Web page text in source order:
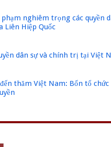
phạm nghiêm trọng các quyền
Liên Hiệp Quốc
dân sự và chính trị tại Việt
thăm Việt Nam: Bốn tổ